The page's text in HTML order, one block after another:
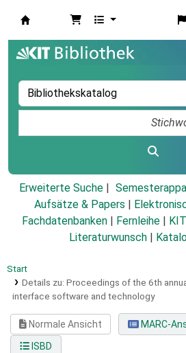
Erweiterte Suche
Aufsätze & Papers
Fachdatenbanken
Fernleihe
Literaturwunsch
Start
Details zu: Proceedings of the 6th
interface software and technology
Normale Ansicht
MARC-
ISBD